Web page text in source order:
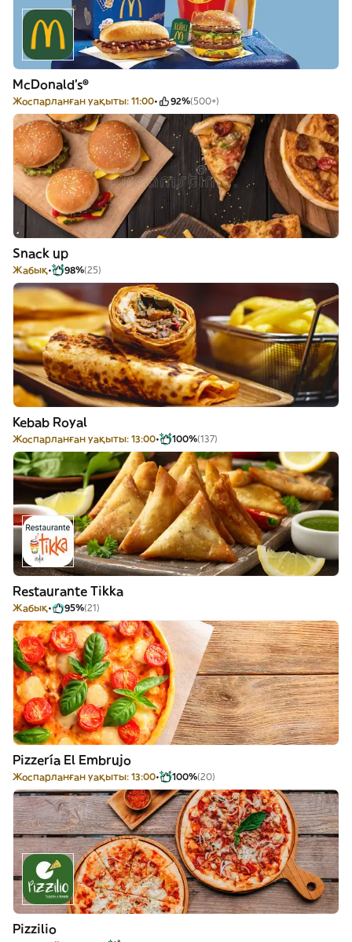
McDonald's®
Жоспарланған уақыты: 11:00 92%(500+)
Snack up
Жабық 98%(25)
Kebab Royal
Жоспарланған уақыты: 13:00 100%(137)
Restaurante Tikka
Жабық 95%(21)
Pizzería El Embrujo
Жоспарланған уақыты: 13:00 100%(20)
Pizzilio